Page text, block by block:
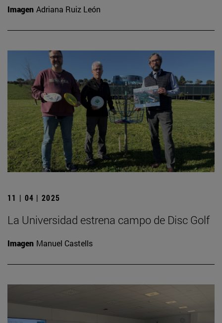
Imagen Adriana Ruiz León
11 | 04 | 2025
La Universidad estrena campo de Disc Golf
Imagen Manuel Castells